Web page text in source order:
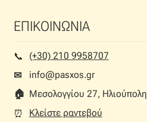
ΕΠΙΚΟΙΝΩΝΙΑ
📞︎
(+30) 210 9958707
✉
info@pasxos.gr
🏠︎ Μεσολογγίου 27, Ηλιούπολη
⏰︎
Κλείστε ραντεβού